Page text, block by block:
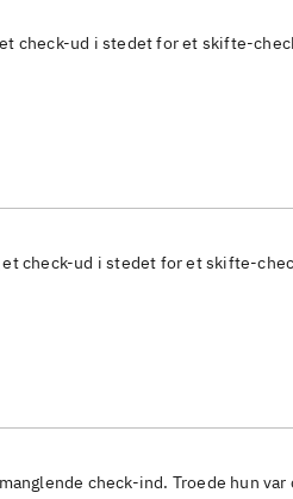
check-ud i stedet for et skifte-
et check-ud i stedet for et skifte-
check-ind. Troede hun var